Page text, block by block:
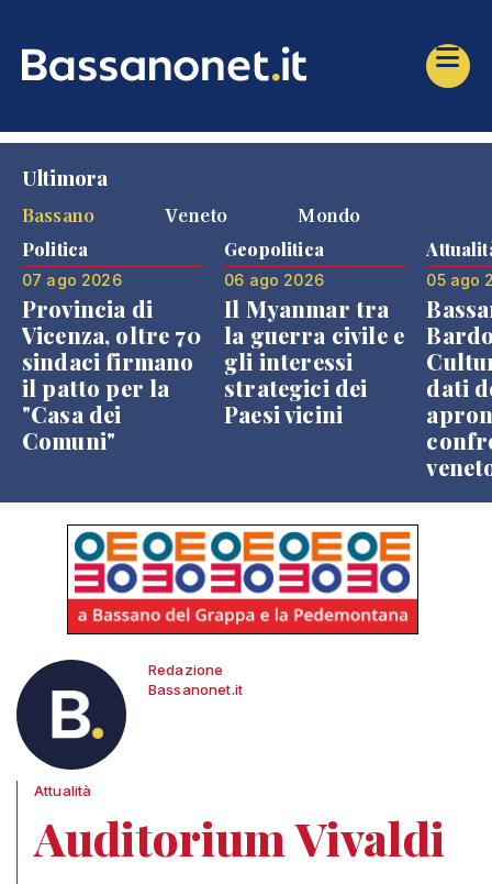
Ultimora
Bassano
Veneto Mondo
Politica
07 ago 2026
Provincia di
Vicenza, oltre 70
sindaci firmano
il patto per la
"Casa dei
Comuni"
Geopolitica
06 ago 2026
Il Myanmar tra
la guerra civile e
gli interessi
strategici dei
Paesi vicini
05 ago
dati
Redazione
Bassanonet.it
Attualità
Auditorium Vivaldi